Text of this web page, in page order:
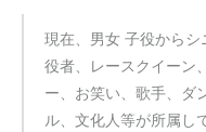
現在、男女 子役からシ
役者、レースクイーン
ー、お笑い、歌手、ダ
ル、文化人等が所属し